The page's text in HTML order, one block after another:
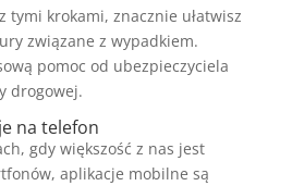
tymi krokami, znacznie ułatwisz
związane z wypadkiem.
pomoc od ubezpieczyciela
drogowej.
na telefon
gdy większość z nas jest
aplikacje mobilne są